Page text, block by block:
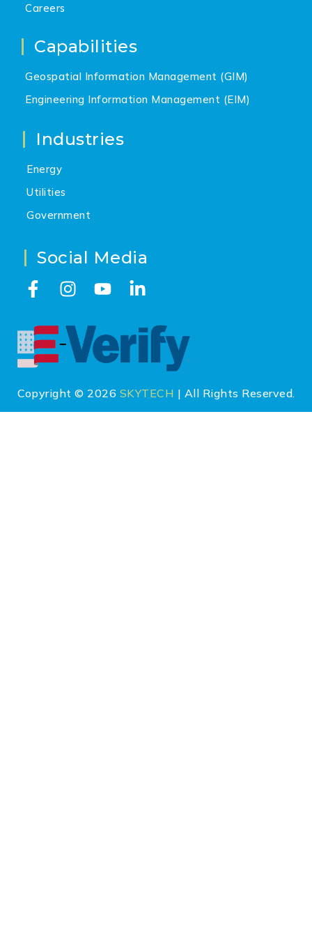
Careers
Capabilities
Geospatial Information Management (GIM)
Engineering Information Management (EIM)
Industries
Energy
Utilities
Government
Social Media
Copyright © 2026 SKYTECH | All Rights Reserved.